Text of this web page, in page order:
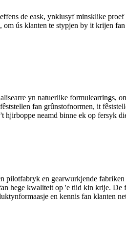
de eask, ynklusyf minsklike
ús klanten te stypjen by it krijen
yn natuerlike formulearrings,
fan grûnstofnormen, it
hjirboppe neamd binne ek op fersyk
en gearwurkjende
hege kwaliteit op 'e tiid kin krije.
en kennis fan klanten